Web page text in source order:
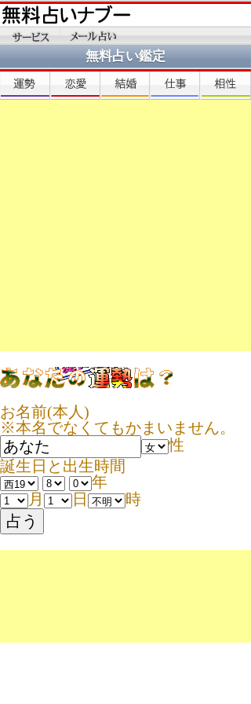
無料占い鑑定
お名前(本人)
※本名でなくてもかまいません。
性
誕生日と出生時間
年
月
日 時